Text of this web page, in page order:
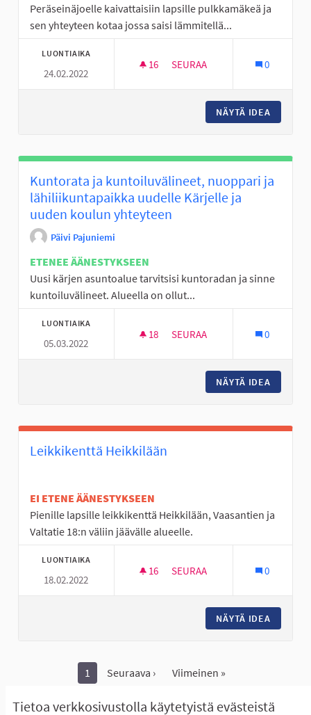
Tietoa verkkosivustolla käytetyistä evästeistä
Peräseinäjoelle kaivattaisiin lapsille pulkkamäkeä ja
sen yhteyteen kotaa jossa saisi lämmitellä...
LUONTIAIKA
24.02.2022
16 16 SEURAAJAA
SEURAA 0
NÄYTÄ IDEA
Kuntorata ja kuntoiluvälineet, nuoppari ja
lähiliikuntapaikka uudelle Kärjelle ja
uuden koulun yhteyteen
Päivi Pajuniemi
ETENEE ÄÄNESTYKSEEN
Uusi kärjen asuntoalue tarvitsisi kuntoradan ja sinne
kuntoiluvälineet. Alueella on ollut...
LUONTIAIKA
05.03.2022
18 18 SEURAAJAA
SEURAA 0
NÄYTÄ IDEA
Leikkikenttä Heikkilään
EI ETENE ÄÄNESTYKSEEN
Pienille lapsille leikkikenttä Heikkilään, Vaasantien ja
Valtatie 18:n väliin jäävälle alueelle.
LUONTIAIKA
18.02.2022
16 16 SEURAAJAA
SEURAA 0
NÄYTÄ IDEA
1 Seuraava › Viimeinen »
Näytä kaikki peruutetut ideat